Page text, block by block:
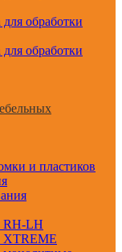
обработки
обработки
и пластиков
RH-LH
XTREME